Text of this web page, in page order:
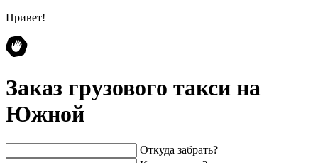
Привет!
Заказ грузового такси на
Южной
Откуда забрать?